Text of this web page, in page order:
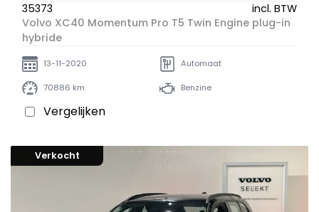
35373
incl. BTW
Volvo XC40 Momentum Pro T5 Twin Engine plug-in
hybride
13-11-2020 Automaat
70886 km Benzine
Vergelijken
Verkocht